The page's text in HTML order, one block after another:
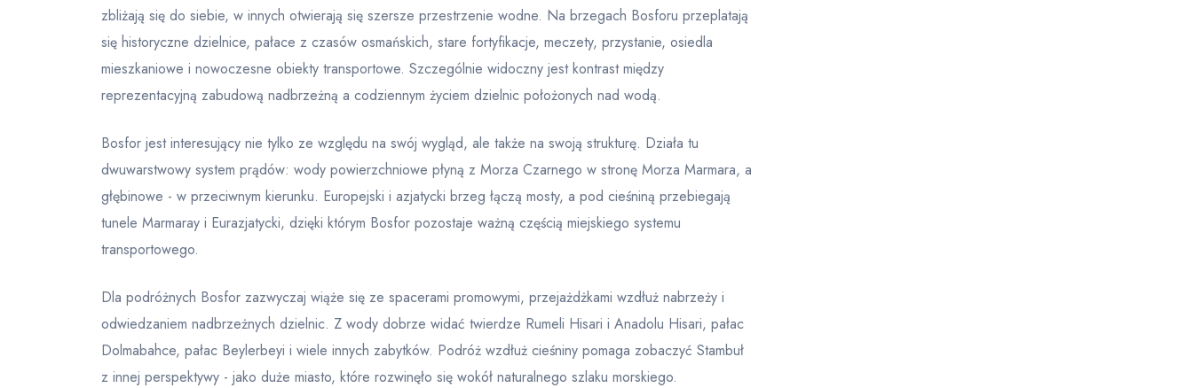
zbliżają się do siebie, w innych otwierają się szersze przestrzenie wodne. Na brzegach Bosforu przeplatają
się historyczne dzielnice, pałace z czasów osmańskich, stare fortyfikacje, meczety, przystanie, osiedla
mieszkaniowe i nowoczesne obiekty transportowe. Szczególnie widoczny jest kontrast między
reprezentacyjną zabudową nadbrzeżną a codziennym życiem dzielnic położonych nad wodą.
Bosfor jest interesujący nie tylko ze względu na swój wygląd, ale także na swoją strukturę. Działa tu
dwuwarstwowy system prądów: wody powierzchniowe płyną z Morza Czarnego w stronę Morza Marmara, a
głębinowe - w przeciwnym kierunku. Europejski i azjatycki brzeg łączą mosty, a pod cieśniną przebiegają
tunele Marmaray i Eurazjatycki, dzięki którym Bosfor pozostaje ważną częścią miejskiego systemu
transportowego.
Dla podróżnych Bosfor zazwyczaj wiąże się ze spacerami promowymi, przejażdżkami wzdłuż nabrzeży i
odwiedzaniem nadbrzeżnych dzielnic. Z wody dobrze widać twierdze Rumeli Hisari i Anadolu Hisari, pałac
Dolmabahce, pałac Beylerbeyi i wiele innych zabytków. Podróż wzdłuż cieśniny pomaga zobaczyć Stambuł
z innej perspektywy - jako duże miasto, które rozwinęło się wokół naturalnego szlaku morskiego.